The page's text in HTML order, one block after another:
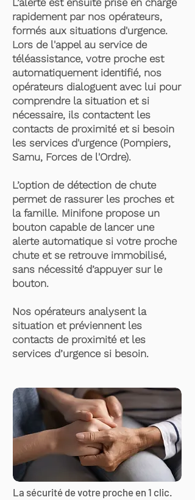
L’alerte est ensuite prise en charge
rapidement par nos opérateurs,
formés aux situations d'urgence.
Lors de l'appel au service de
téléassistance, votre proche est
automatiquement identifié, nos
opérateurs dialoguent avec lui pour
comprendre la situation et si
nécessaire, ils contactent les
contacts de proximité et si besoin
les services d'urgence (Pompiers,
Samu, Forces de l'Ordre).
L’option de détection de chute
permet de rassurer les proches et
la famille. Minifone propose un
bouton capable de lancer une
alerte automatique si votre proche
chute et se retrouve immobilisé,
sans nécessité d’appuyer sur le
bouton.
Nos opérateurs analysent la
situation et préviennent les
contacts de proximité et les
services d’urgence si besoin.
La sécurité de votre proche en 1 clic.